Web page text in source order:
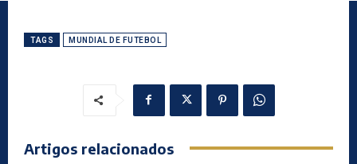
TAGS MUNDIAL DE FUTEBOL
Artigos relacionados